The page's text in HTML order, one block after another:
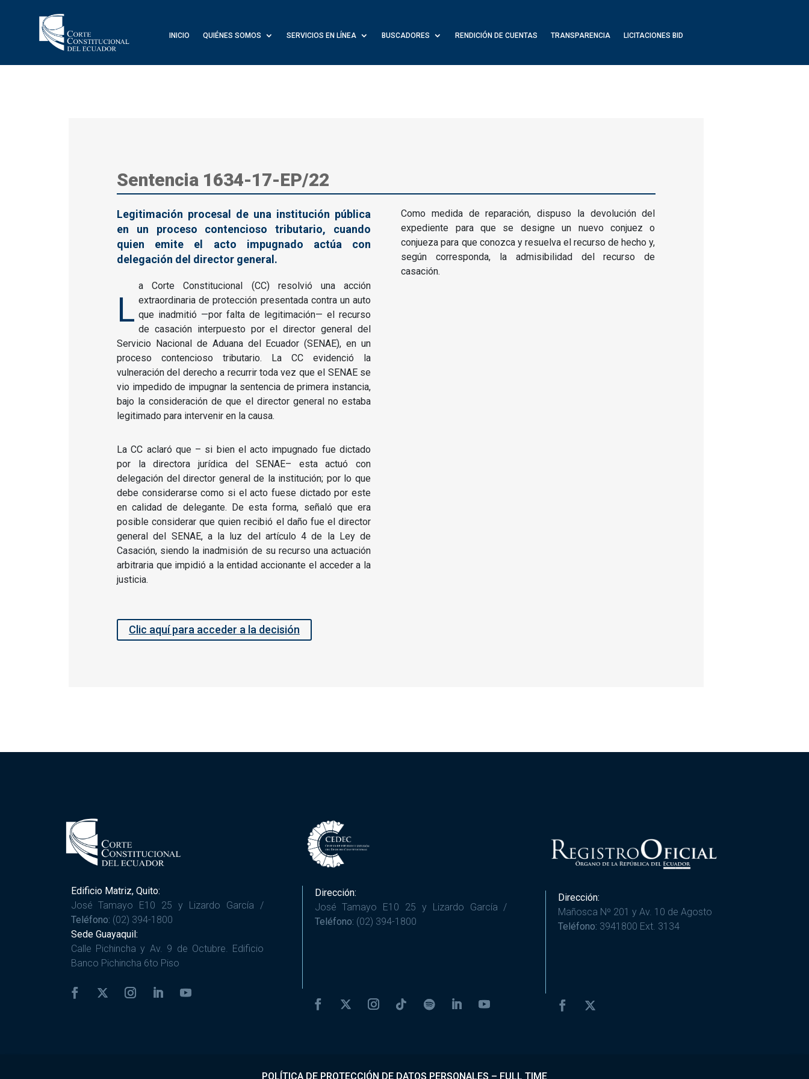
INICIO QUIÉNES SOMOS SERVICIOS EN LÍNEA BUSCADORES RENDICIÓN DE CUENTAS TRANSPARENCIA LICITACIONES BID
Sentencia 1634-17-EP/22
Legitimación procesal de una institución pública
en un proceso contencioso tributario, cuando
quien emite el acto impugnado actúa con
delegación del director general.
L
a Corte Constitucional (CC) resolvió una acción
extraordinaria de protección presentada contra un auto
que inadmitió —por falta de legitimación— el recurso
de casación interpuesto por el director general del
Servicio Nacional de Aduana del Ecuador (SENAE), en un
proceso contencioso tributario. La CC evidenció la
vulneración del derecho a recurrir toda vez que el SENAE se
vio impedido de impugnar la sentencia de primera instancia,
bajo la consideración de que el director general no estaba
legitimado para intervenir en la causa.
La CC aclaró que – si bien el acto impugnado fue dictado
por la directora jurídica del SENAE– esta actuó con
delegación del director general de la institución; por lo que
debe considerarse como si el acto fuese dictado por este
en calidad de delegante. De esta forma, señaló que era
posible considerar que quien recibió el daño fue el director
general del SENAE, a la luz del artículo 4 de la Ley de
Casación, siendo la inadmisión de su recurso una actuación
arbitraria que impidió a la entidad accionante el acceder a la
justicia.
Como medida de reparación, dispuso la devolución del
expediente para que se designe un nuevo conjuez o
conjueza para que conozca y resuelva el recurso de hecho y,
según corresponda, la admisibilidad del recurso de
casación.
Clic aquí para acceder a la decisión
Edificio Matriz, Quito:
José Tamayo E10 25 y Lizardo García /
Teléfono: (02) 394-1800
Sede Guayaquil:
Calle Pichincha y Av. 9 de Octubre. Edificio
Banco Pichincha 6to Piso
Dirección:
José Tamayo E10 25 y Lizardo García /
Teléfono: (02) 394-1800
Dirección:
Mañosca Nº 201 y Av. 10 de Agosto
Teléfono: 3941800 Ext. 3134
POLÍTICA DE PROTECCIÓN DE DATOS PERSONALES – FULL TIME